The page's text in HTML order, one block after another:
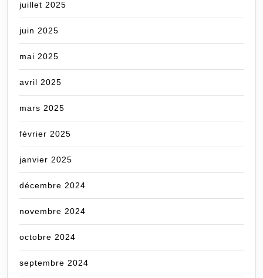
juillet 2025
juin 2025
mai 2025
avril 2025
mars 2025
février 2025
janvier 2025
décembre 2024
novembre 2024
octobre 2024
septembre 2024